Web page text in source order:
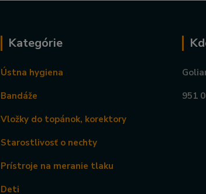
Kategórie
Ústna hygiena
Bandáže
Vložky do topánok, korektory
Starostlivosť o nechty
Prístroje na meranie tlaku
Deti
951